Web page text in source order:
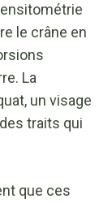
le crâne en
La
un visage
traits qui
que ces